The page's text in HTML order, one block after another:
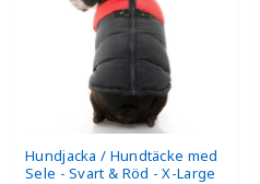
Hundjacka / Hundtäcke med
Sele - Svart & Röd - X-Large